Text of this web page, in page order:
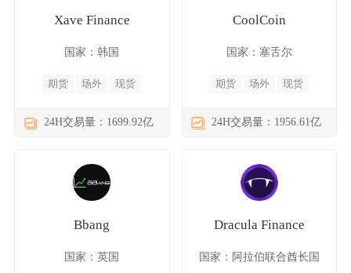
Xave Finance
国家：韩国
期货 场外 现货
24H交易量：1699.92亿
CoolCoin
国家：塞舌尔
期货 场外 现货
24H交易量：1956.61亿
Bbang
国家：英国
Dracula Finance
国家：阿拉伯联合酋长国